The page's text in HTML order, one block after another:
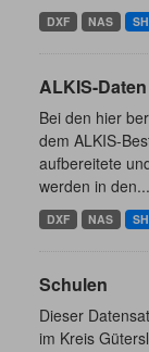
DXF NAS
ALKIS-
Bei den hier
dem ALKIS-
aufbereitete
werden in den...
DXF NAS
Schulen
Dieser
im Kreis